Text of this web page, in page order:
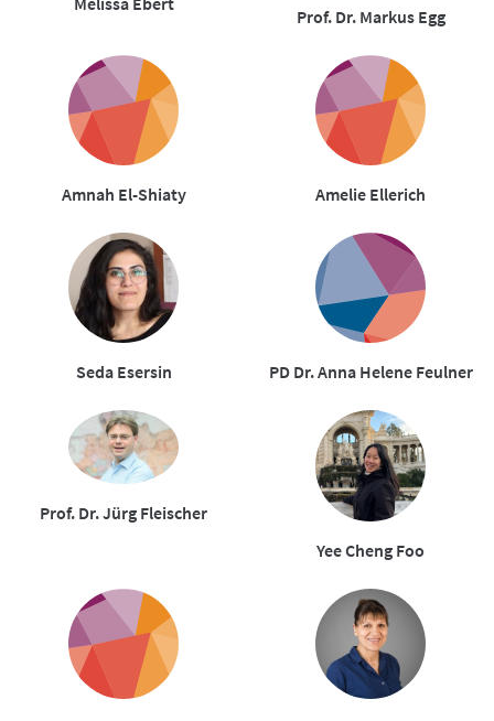
Prof. Dr. Markus Egg
Amnah El-Shiaty Amelie Ellerich
Seda Esersin PD Dr. Anna Helene Feulner
Prof. Dr. Jürg Fleischer
Yee Cheng Foo